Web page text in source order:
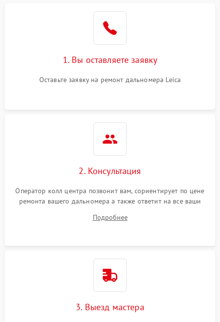
1. Вы оставляете заявку
Оставьте заявку на ремонт дальномера Leica
2. Консультация
Оператор колл центра позвонит вам, сориентирует по цене
ремонта вашего дальномера а также ответит на все ваши
Подробнее
3. Выезд мастера